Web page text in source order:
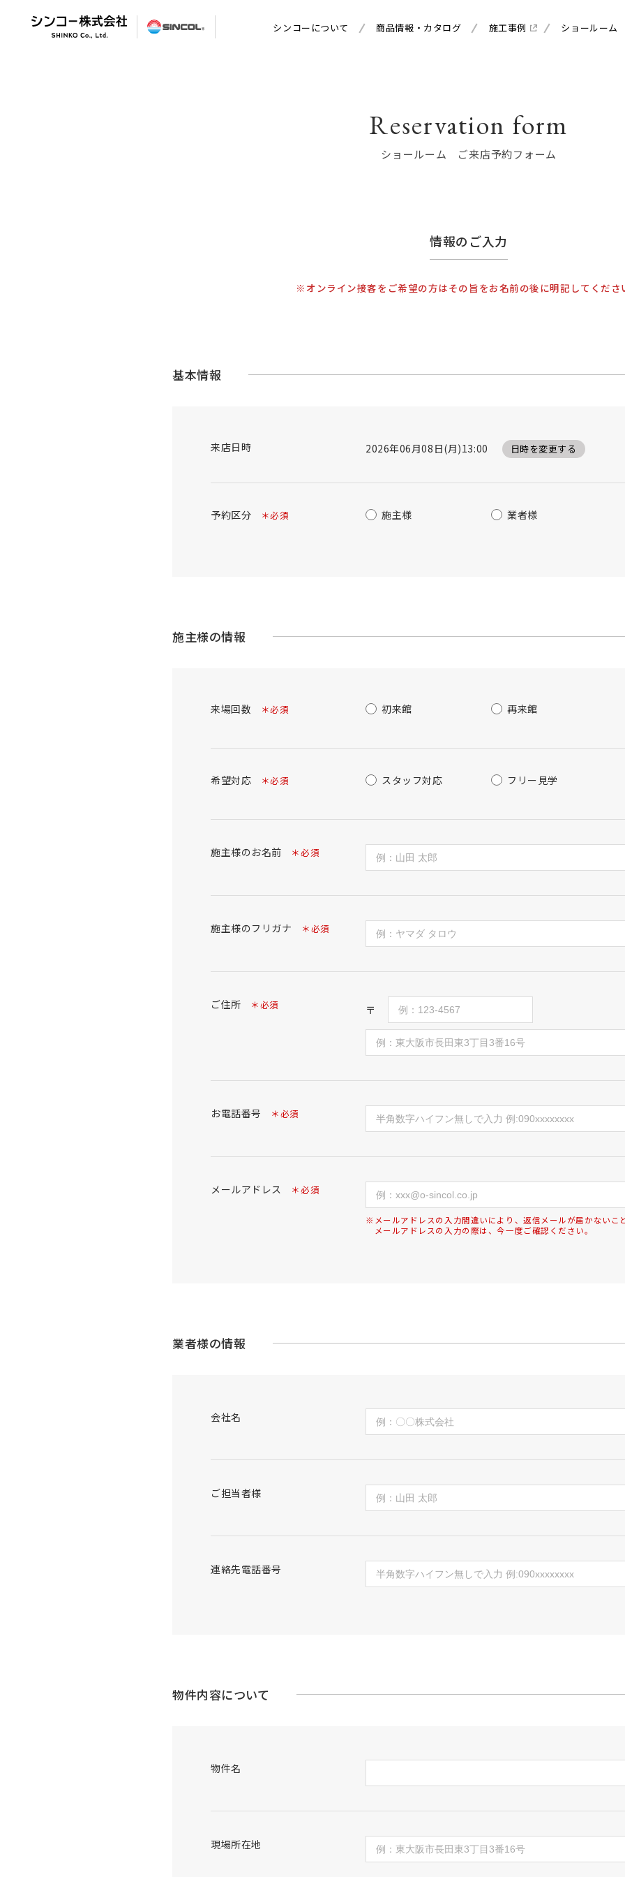
シンコーについて 商品情報・カタログ 施工事例 ショールーム
Reservation form
ショールーム ご来店予約フォーム
情報のご入力
※オンライン接客をご希望の方はその旨をお名前の後に明記してくださ
基本情報
来店日時 2026年06月08日(月)13:00 日時を変更する
予約区分 ＊必須 施主様 業者様
施主様の情報
来場回数 ＊必須 初来館 再来館
希望対応 ＊必須 スタッフ対応 フリー見学
施主様のお名前 ＊必須
施主様のフリガナ ＊必須
ご住所 ＊必須 〒
お電話番号 ＊必須
メールアドレス ＊必須
※メールアドレスの入力間違いにより、返信メールが届かないこ
メールアドレスの入力の際は、今一度ご確認ください。
業者様の情報
会社名
ご担当者様
連絡先電話番号
物件内容について
物件名
現場所在地